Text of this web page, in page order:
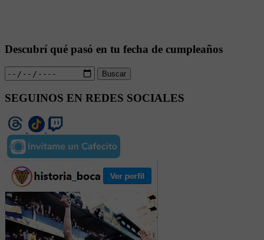
Descubrí qué pasó en tu fecha de cumpleaños
Buscar
SEGUINOS EN REDES SOCIALES